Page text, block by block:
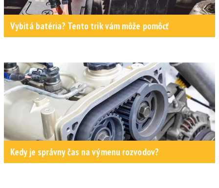
Vybitá batéria? Tento trik vám môže pomôcť
Kedy je správny čas na výmenu rozvodov?